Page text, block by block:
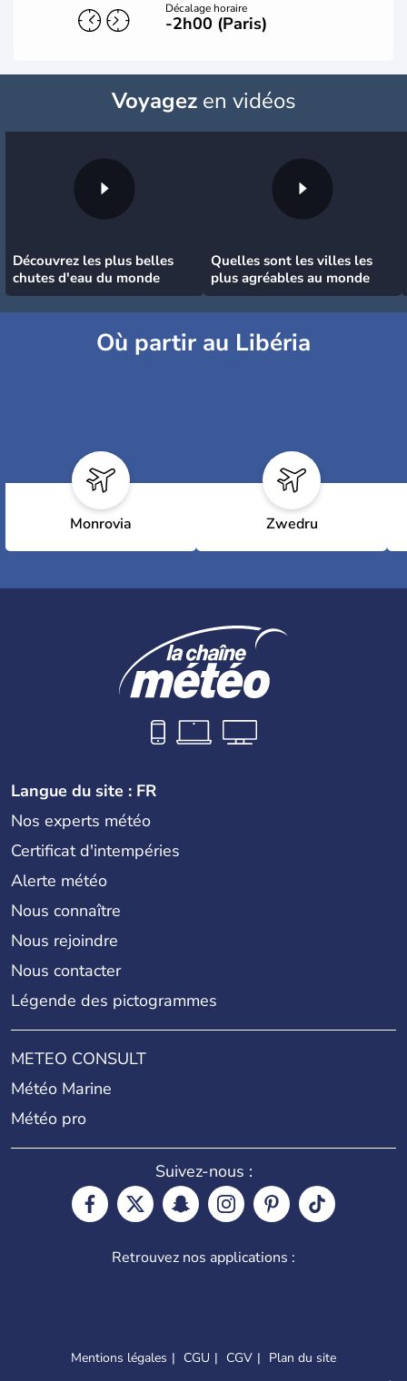
Décalage horaire
-2h00 (Paris)
Voyagezen vidéos
Découvrez les plus belles
chutes d'eau du monde
Quelles sont les villes les
plus agréables au monde
Où partir au Libéria
Monrovia Zwedru
Langue du site : FR
Nos experts météo
Certificat d'intempéries
Alerte météo
Nous connaître
Nous rejoindre
Nous contacter
Légende des pictogrammes
METEO CONSULT
Météo Marine
Météo pro
Suivez-nous :
Retrouvez nos applications :
Mentions légales CGU CGV
Plan du site